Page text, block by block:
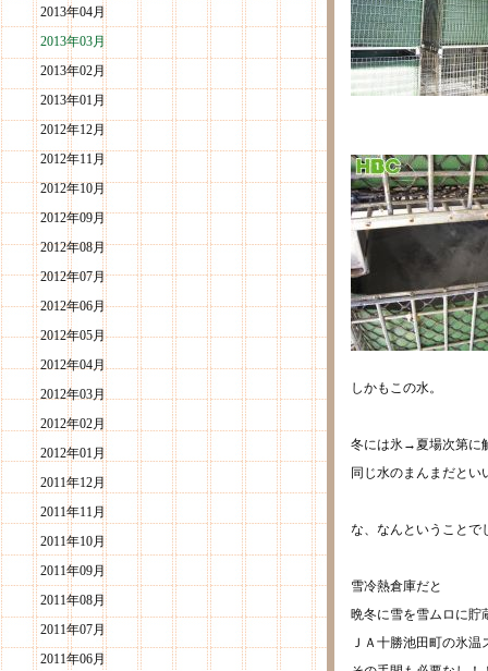
2013年04月
2013年03月
2013年02月
2013年01月
2012年12月
2012年11月
2012年10月
2012年09月
2012年08月
2012年07月
2012年06月
2012年05月
2012年04月
2012年03月
2012年02月
2012年01月
2011年12月
2011年11月
2011年10月
2011年09月
2011年08月
2011年07月
2011年06月
しかもこの水。
冬には氷→夏場次第に
同じ水のまんまだとい
な、なんということで
雪冷熱倉庫だと
晩冬に雪を雪ムロに貯
ＪＡ十勝池田町の氷